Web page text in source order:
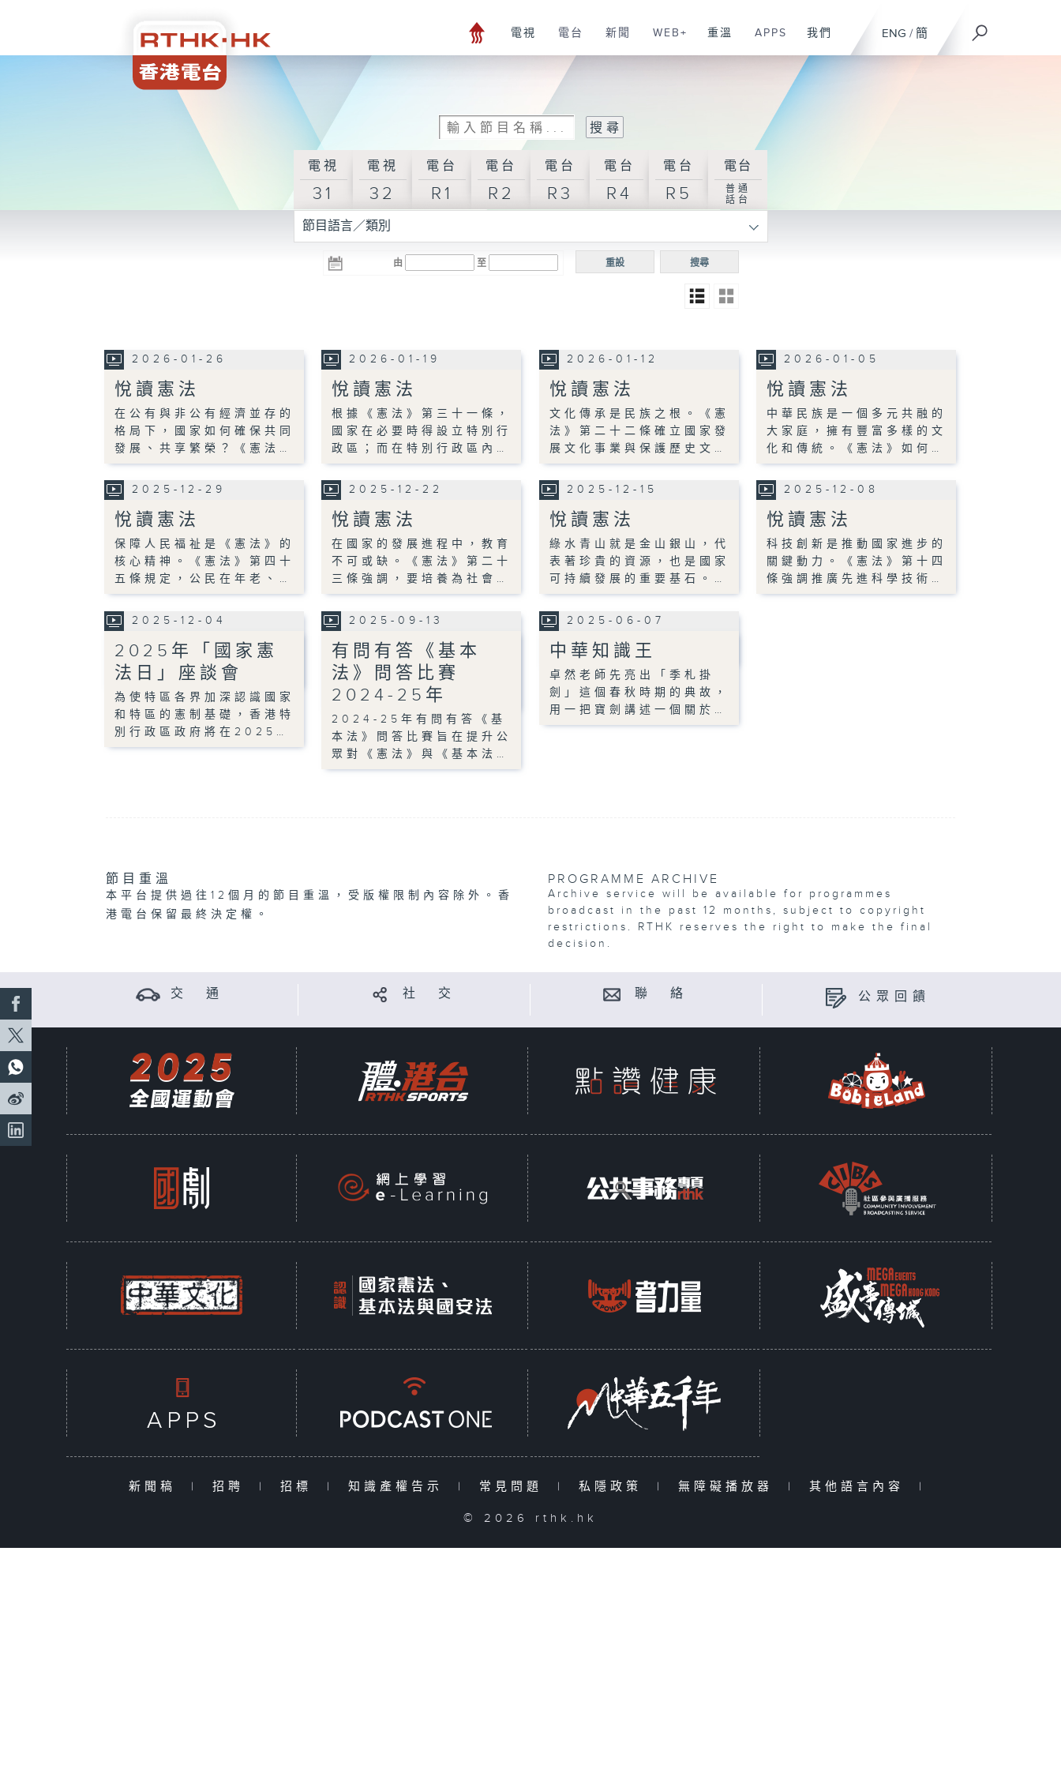
ENG / 簡
電視 電台 新聞 WEB+ 重溫 APPS 我們
電視
31
電視
32
電台
R1
電台
R2
電台
R3
電台
R4
電台
R5
電台
普通
話台
節目語言／類別
由 至 搜尋
重設
2026-01-26
悅讀憲法
在公有與非公有經濟並存的
格局下，國家如何確保共同
發展、共享繁榮？《憲法…
2026-01-19
悅讀憲法
根據《憲法》第三十一條，
國家在必要時得設立特別行
政區；而在特別行政區內…
2026-01-12
悅讀憲法
文化傳承是民族之根。《憲
法》第二十二條確立國家發
展文化事業與保護歷史文…
2026-01-05
悅讀憲法
中華民族是一個多元共融的
大家庭，擁有豐富多樣的文
化和傳統。《憲法》如何…
2025-12-29
悅讀憲法
保障人民福祉是《憲法》的
核心精神。《憲法》第四十
五條規定，公民在年老、…
2025-12-22
悅讀憲法
在國家的發展進程中，教育
不可或缺。《憲法》第二十
三條強調，要培養為社會…
2025-12-15
悅讀憲法
綠水青山就是金山銀山，代
表著珍貴的資源，也是國家
可持續發展的重要基石。…
2025-12-08
悅讀憲法
科技創新是推動國家進步的
關鍵動力。《憲法》第十四
條強調推廣先進科學技術…
2025-12-04
2025年「國家憲
法日」座談會
為使特區各界加深認識國家
和特區的憲制基礎，香港特
別行政區政府將在2025…
2025-09-13
有問有答《基本
法》問答比賽
2024-25年
2024-25年有問有答《基
本法》問答比賽旨在提升公
眾對《憲法》與《基本法…
2025-06-07
中華知識王
卓然老師先亮出「季札掛
劍」這個春秋時期的典故，
用一把寶劍講述一個關於…
節目重溫
本平台提供過往12個月的節目重溫，受版權限制內容除外。香
港電台保留最終決定權。
PROGRAMME ARCHIVE
Archive service will be available for programmes
broadcast in the past 12 months, subject to copyright
restrictions. RTHK reserves the right to make the final
decision.
交 通 社 交 聯 絡 公眾回饋
新聞稿 | 招聘 | 招標 | 知識產權告示 | 常見問題 | 私隱政策 | 無障礙播放器 | 其他語言內容 |
© 2026 rthk.hk